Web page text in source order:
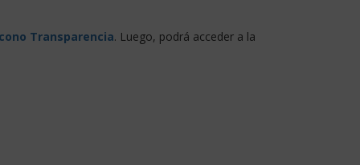
Transparencia. Luego, podrá acceder a la